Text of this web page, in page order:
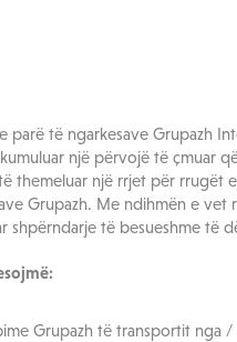
parë të ngarkesave Grupazh
një përvojë të çmuar
themeluar një rrjet për
Grupazh. Me ndihmën e
shpërndarje të besueshme të
Grupazh të transportit nga